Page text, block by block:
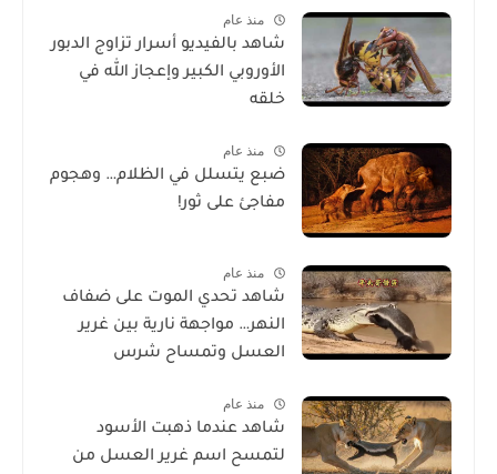
منذ عام
شاهد بالفيديو أسرار تزاوج الدبور
الأوروبي الكبير وإعجاز الله في
خلقه
منذ عام
ضبع يتسلل في الظلام… وهجوم
مفاجئ على ثور!
منذ عام
شاهد تحدي الموت على ضفاف
النهر… مواجهة نارية بين غرير
العسل وتمساح شرس
منذ عام
شاهد عندما ذهبت الأسود
لتمسح اسم غرير العسل من